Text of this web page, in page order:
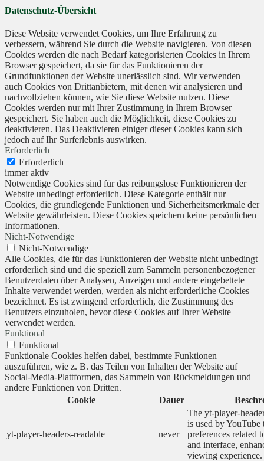
Datenschutz-Übersicht
Diese Website verwendet Cookies, um Ihre Erfahrung zu
verbessern, während Sie durch die Website navigieren. Von diesen
Cookies werden die nach Bedarf kategorisierten Cookies in Ihrem
Browser gespeichert, da sie für das Funktionieren der
Grundfunktionen der Website unerlässlich sind. Wir verwenden
auch Cookies von Drittanbietern, mit denen wir analysieren und
nachvollziehen können, wie Sie diese Website nutzen. Diese
Cookies werden nur mit Ihrer Zustimmung in Ihrem Browser
gespeichert. Sie haben auch die Möglichkeit, diese Cookies zu
deaktivieren. Das Deaktivieren einiger dieser Cookies kann sich
jedoch auf Ihr Surferlebnis auswirken.
Erforderlich
Erforderlich
immer aktiv
Notwendige Cookies sind für das reibungslose Funktionieren der
Website unbedingt erforderlich. Diese Kategorie enthält nur
Cookies, die grundlegende Funktionen und Sicherheitsmerkmale der
Website gewährleisten. Diese Cookies speichern keine persönlichen
Informationen.
Nicht-Notwendige
Nicht-Notwendige
Alle Cookies, die für das Funktionieren der Website nicht unbedingt
erforderlich sind und die speziell zum Sammeln personenbezogener
Benutzerdaten über Analysen, Anzeigen und andere eingebettete
Inhalte verwendet werden, werden als nicht erforderliche Cookies
bezeichnet. Es ist zwingend erforderlich, die Zustimmung des
Benutzers einzuholen, bevor diese Cookies auf Ihrer Website
verwendet werden.
Funktional
Funktional
Funktionale Cookies helfen dabei, bestimmte Funktionen
auszuführen, wie z. B. das Teilen von Inhalten der Website auf
Social-Media-Plattformen, das Sammeln von Rückmeldungen und
andere Funktionen von Dritten.
Cookie
Dauer
yt-player-headers-readable never
The yt-player-
is used by YouTube
preferences related
and interface,
viewing experience.